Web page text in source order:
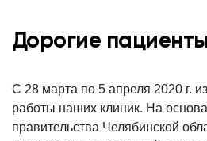
Дорогие
С 28 марта по 5 апреля 2020 г.
работы наших клиник. На
правительства Челябинской